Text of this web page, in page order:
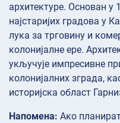
архитектуре. Основан у
најстаријих градова у
лука за трговину и
колонијалне ере.
укључује импресивне
колонијалних зграда,
историјска област
Напомена: Ако